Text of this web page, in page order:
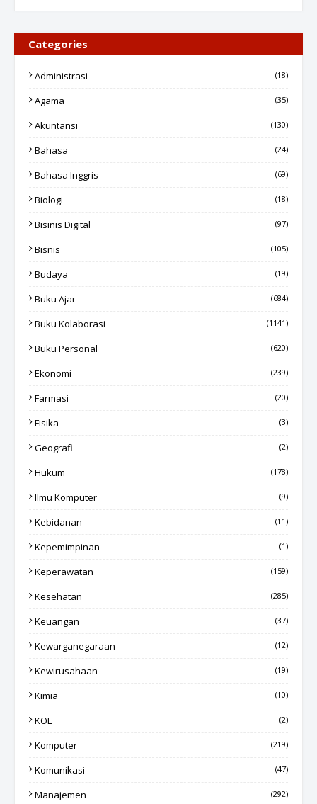
Categories
Administrasi (18)
Agama (35)
Akuntansi (130)
Bahasa (24)
Bahasa Inggris (69)
Biologi (18)
Bisinis Digital (97)
Bisnis (105)
Budaya (19)
Buku Ajar (684)
Buku Kolaborasi (1141)
Buku Personal (620)
Ekonomi (239)
Farmasi (20)
Fisika (3)
Geografi (2)
Hukum (178)
Ilmu Komputer (9)
Kebidanan (11)
Kepemimpinan (1)
Keperawatan (159)
Kesehatan (285)
Keuangan (37)
Kewarganegaraan (12)
Kewirusahaan (19)
Kimia (10)
KOL (2)
Komputer (219)
Komunikasi (47)
Manajemen (292)